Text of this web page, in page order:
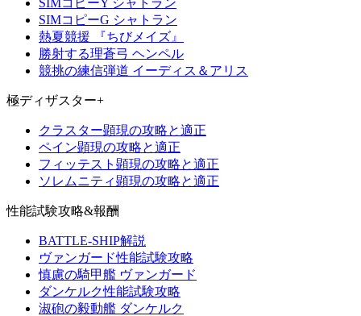
SIMコピーY シャトラン
SIMコピーG シャトラン
熱夏競援 『ちびメイズ』
勝射する理蒼弓 ヘンペル
競挑の練信弾道 イーディス＆アリス
極ディザスター+
クラスター顕現の攻略と適正
ペイン顕現の攻略と適正
フィッテスト顕現の攻略と適正
ソレムニティ顕現の攻略と適正
性能試験攻略&報酬
BATTLE-SHIP解説
ヴァンガード性能試験攻略
慎慮の騎甲艦 ヴァンガード
ダンケルク性能試験攻略
淑砲の毅動艦 ダンケルク